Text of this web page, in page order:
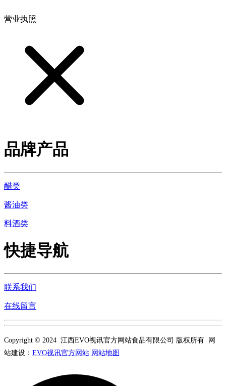
营业执照
品牌产品
醋类
酱油类
料酒类
快捷导航
联系我们
在线留言
Copyright © 2024 江西EVO视讯官方网站食品有限公司 版权所有 网
站建设： EVO视讯官方网站 网站地图